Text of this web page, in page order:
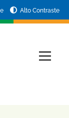
Alto Contraste